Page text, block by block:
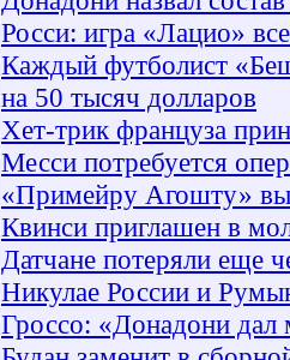
Росси: игра «Лацио»
Каждый футболист
на 50 тысяч долларов
Хет-трик француза
Месси потребуется
«Примейру Агошту»
Квинси приглашен в
Датчане потеряли еще
Никулае России и
Гроссо: «Донадони дал